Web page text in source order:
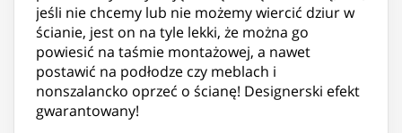
jeśli nie chcemy lub nie możemy wiercić dziur w
ścianie, jest on na tyle lekki, że można go
powiesić na taśmie montażowej, a nawet
postawić na podłodze czy meblach i
nonszalancko oprzeć o ścianę! Designerski efekt
gwarantowany!